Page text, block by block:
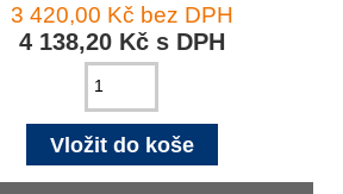
3 420,00 Kč bez DPH
4 138,20 Kč s DPH